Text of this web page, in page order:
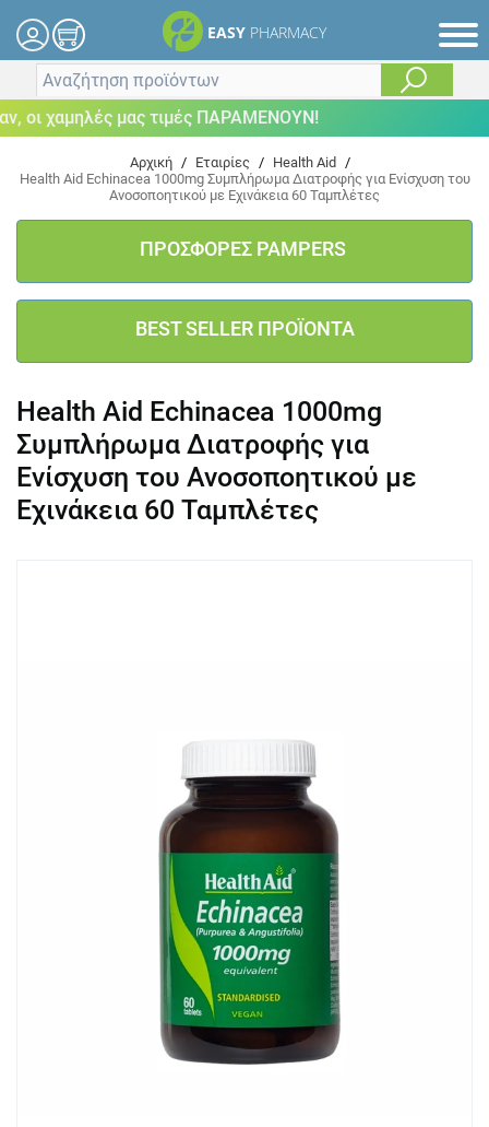
EASY PHARMACY
χαμηλές μας τιμές ΠΑΡΑΜΕΝΟΥΝ!
Αρχική / Εταιρίες / Health Aid /
Health Aid Echinacea 1000mg Συμπλήρωμα Διατροφής για Ενίσχυση του
Ανοσοποητικού με Εχινάκεια 60 Ταμπλέτες
ΠΡΟΣΦΟΡΕΣ PAMPERS
BEST SELLER ΠΡΟΪΟΝΤΑ
Health Aid Echinacea 1000mg
Συμπλήρωμα Διατροφής για
Ενίσχυση του Ανοσοποητικού με
Εχινάκεια 60 Ταμπλέτες